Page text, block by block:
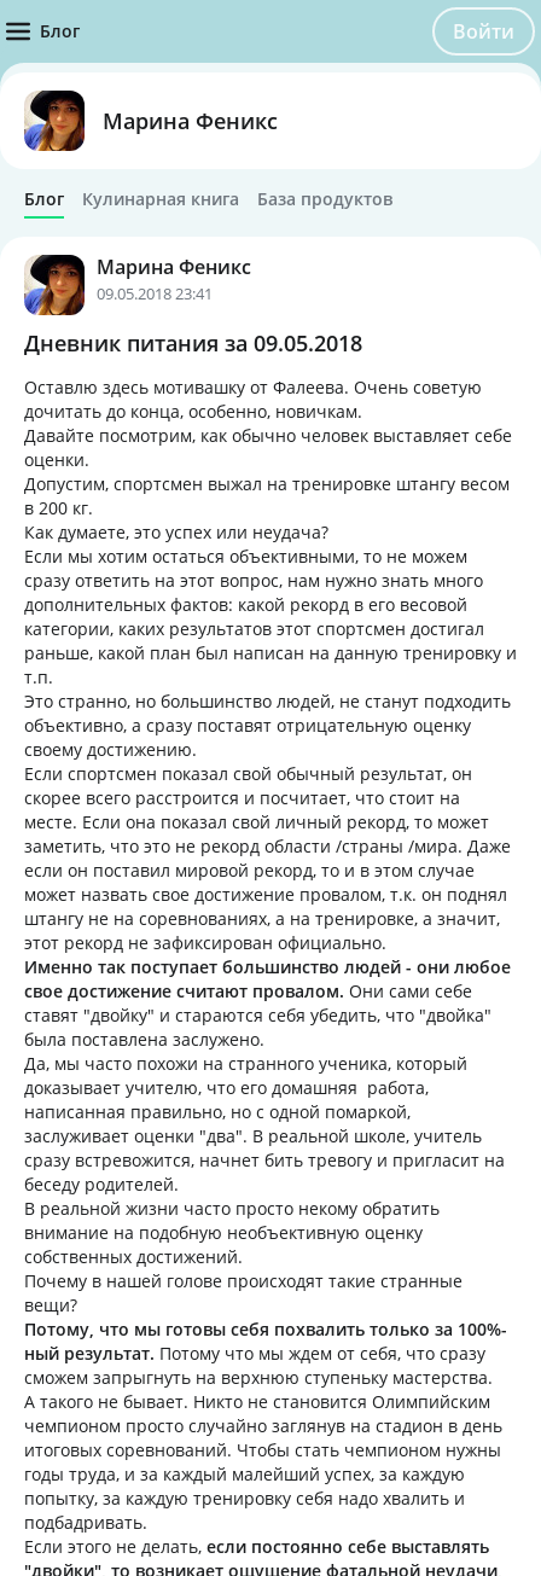
Блог Войти
Марина Феникс
Блог Кулинарная книга База продуктов
Марина Феникс
09.05.2018 23:41
Дневник питания за 09.05.2018
Оставлю здесь мотивашку от Фалеева. Очень советую
дочитать до конца, особенно, новичкам.
Давайте посмотрим, как обычно человек выставляет себе
оценки.
Допустим, спортсмен выжал на тренировке штангу весом
в 200 кг.
Как думаете, это успех или неудача?
Если мы хотим остаться объективными, то не можем
сразу ответить на этот вопрос, нам нужно знать много
дополнительных фактов: какой рекорд в его весовой
категории, каких результатов этот спортсмен достигал
раньше, какой план был написан на данную тренировку и
т.п.
Это странно, но большинство людей, не станут подходить
объективно, а сразу поставят отрицательную оценку
своему достижению.
Если спортсмен показал свой обычный результат, он
скорее всего расстроится и посчитает, что стоит на
месте. Если она показал свой личный рекорд, то может
заметить, что это не рекорд области /страны /мира. Даже
если он поставил мировой рекорд, то и в этом случае
может назвать свое достижение провалом, т.к. он поднял
штангу не на соревнованиях, а на тренировке, а значит,
этот рекорд не зафиксирован официально.
Именно так поступает большинство людей - они любое
свое достижение считают провалом. Они сами себе
ставят "двойку" и стараются себя убедить, что "двойка"
была поставлена заслужено.
Да, мы часто похожи на странного ученика, который
доказывает учителю, что его домашняя работа,
написанная правильно, но с одной помаркой,
заслуживает оценки "два". В реальной школе, учитель
сразу встревожится, начнет бить тревогу и пригласит на
беседу родителей.
В реальной жизни часто просто некому обратить
внимание на подобную необъективную оценку
собственных достижений.
Почему в нашей голове происходят такие странные
вещи?
Потому, что мы готовы себя похвалить только за 100%-
ный результат. Потому что мы ждем от себя, что сразу
сможем запрыгнуть на верхнюю ступеньку мастерства.
А такого не бывает. Никто не становится Олимпийским
чемпионом просто случайно заглянув на стадион в день
итоговых соревнований. Чтобы стать чемпионом нужны
годы труда, и за каждый малейший успех, за каждую
попытку, за каждую тренировку себя надо хвалить и
подбадривать.
Если этого не делать, если постоянно себе выставлять
"двойки", то возникает ощущение фатальной неудачи,